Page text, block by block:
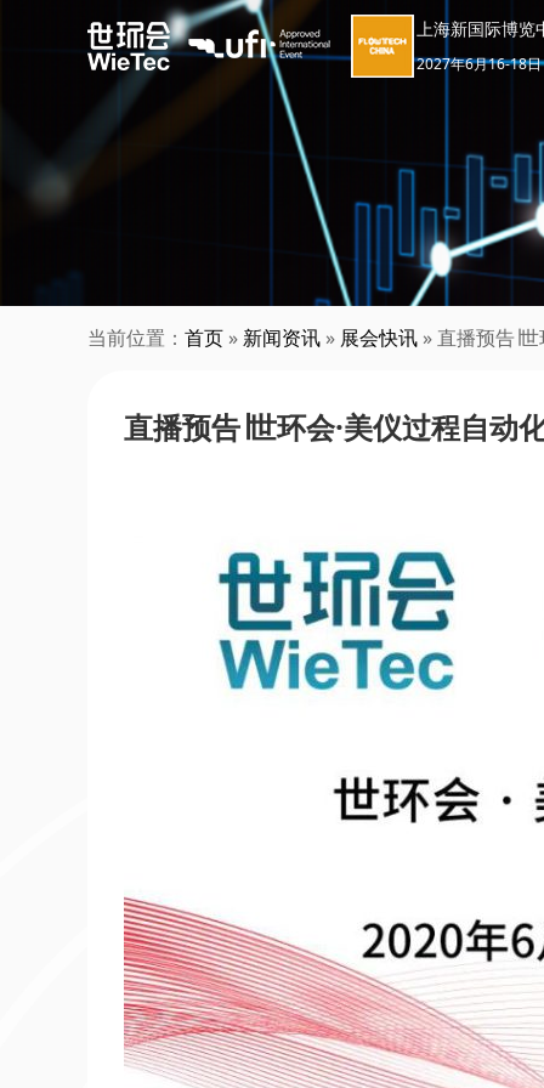
上海新国际博览
2027年6月16-18日
当前位置： 首页 » 新闻资讯 » 展会快讯 » 直播预告∣
直播预告∣世环会·美仪过程自动